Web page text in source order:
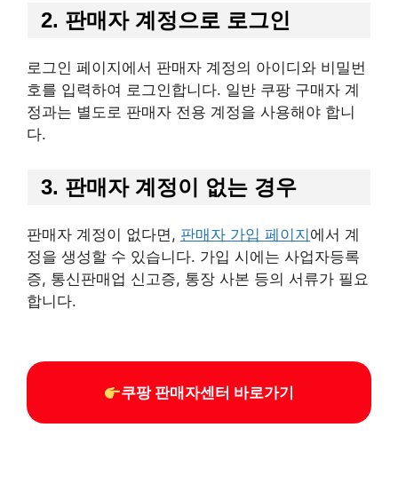
2. 판매자 계정으로 로그인
로그인 페이지에서 판매자 계정의 아이디와 비밀번
호를 입력하여 로그인합니다. 일반 쿠팡 구매자 계
정과는 별도로 판매자 전용 계정을 사용해야 합니
다.
3. 판매자 계정이 없는 경우
판매자 계정이 없다면, 판매자 가입 페이지에서 계
정을 생성할 수 있습니다. 가입 시에는 사업자등록
증, 통신판매업 신고증, 통장 사본 등의 서류가 필요
합니다.
쿠팡 판매자센터 바로가기